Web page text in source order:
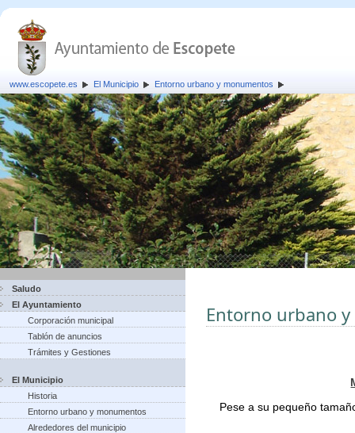
www.escopete.es El Municipio Entorno urbano y monumentos
Saludo
El Ayuntamiento
Corporación municipal
Tablón de anuncios
Trámites y Gestiones
El Municipio
Historia
Entorno urbano y monumentos
Alrededores del municipio
Entorno urbano
Pese a su pequeño